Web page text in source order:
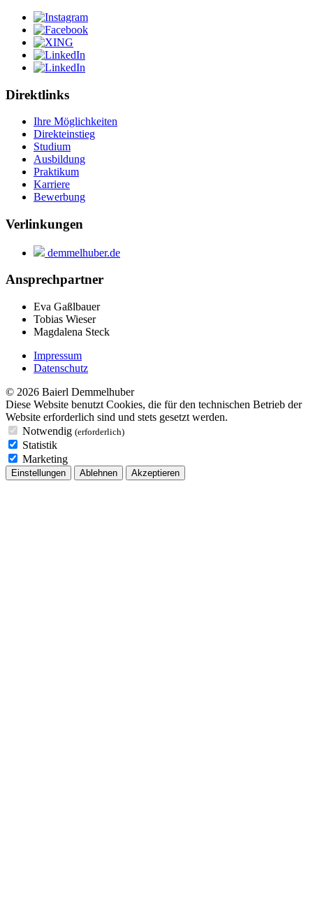
Direktlinks
Ihre Möglichkeiten
Direkteinstieg
Studium
Ausbildung
Praktikum
Karriere
Bewerbung
Verlinkungen
demmelhuber.de
Ansprechpartner
Eva Gaßlbauer
Tobias Wieser
Magdalena Steck
Impressum
Datenschutz
© 2026 Baierl Demmelhuber
Diese Website benutzt Cookies, die für den technischen Betrieb der
Website erforderlich sind und stets gesetzt werden.
Notwendig (erforderlich)
Statistik
Marketing
Einstellungen Ablehnen Akzeptieren